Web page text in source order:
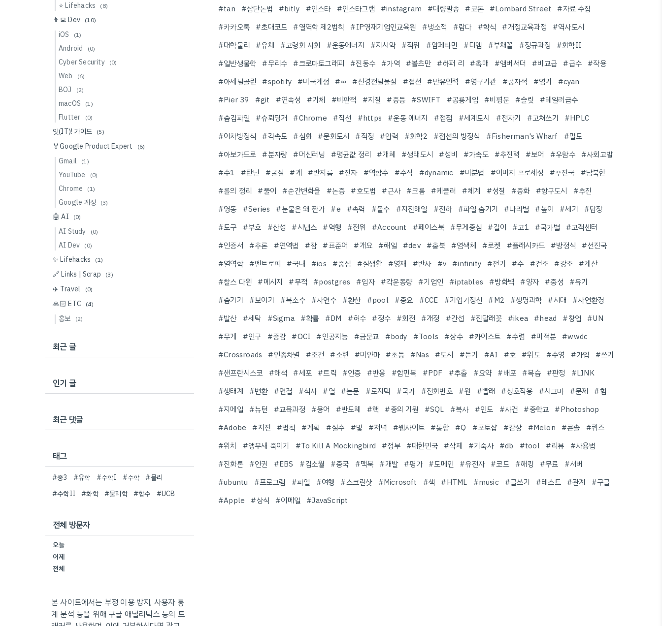
#tan
#삼단논법 #bitly #인스타 #인스타그램 #instagram #대량발송 #코돈 #Lombard Street
#자료 수집
#카카오톡 #초대코드 #열역학 제2법칙 #IP영재기업인교육원 #냉소적 #람다 #학식 #개정교육과정
#역사도시
#대학물리
#유체 #고령화 사회 #운동에너지 #지시약 #적위 #암페타민 #디엠 #부채꼴 #정규과정
#화학II
#일반생물학 #무리수 #크로마토그래피 #진동수 #가역 #볼츠만 #하퍼 리 #촉매 #앰버서더 #비교급 #급수 #작용
#아세틸콜린 #spotify #미국계정 #∞ #신경전달물질 #접선 #만유인력 #영구기관 #풍자적 #염기
#cyan
#Pier 39
#git #연속성 #기체 #비판적 #지질 #중등 #SWIFT #공룡게임 #비평문 #슬릿
#테일러급수
#숨김파일
#슈뢰딩거 #Chrome #직선 #https #운동 에너지 #접점 #세계도시 #전자기 #고쳐쓰기
#HPLC
#이차방정식
#각속도 #심화 #문화도시 #적정 #압력 #화학2 #접선의 방정식 #Fisherman's Wharf
#밀도
#아보가드로 #분자량 #머신러닝 #평균값 정리 #개체 #생태도시 #성비 #가속도 #추진력 #보어 #우함수
#사회고발
#수1
#탄닌 #굴절 #계 #반지름 #진자 #역함수 #수직 #dynamic #미분법 #이미지 프로세싱 #후진국
#남북한
#롤의 정리
#풀이 #순간변화율 #논증 #호도법 #근사 #크롬 #케플러 #체계 #성질 #중화 #항구도시
#추진
#영동
#Series #눈물은 왜 짠가 #e #속력 #몰수 #지진해일 #전하 #파일 숨기기 #나라별 #높이 #세기
#답장
#도구
#부호 #산성 #시냅스 #역행 #전위 #Account #페이스북 #무게중심 #길이 #고1 #국가별
#고객센터
#인증서
#추론 #연역법 #참 #표준어 #개요 #해일 #dev #충북 #염색체 #로켓 #플래시카드 #방정식
#선진국
#열역학 #엔트로피 #국내 #ios #중심 #실생활 #영재 #반사 #v #infinity #전기 #수 #건조 #강조 #계산
#찰스 다윈 #메시지 #무적 #postgres #입자 #각운동량 #기업인 #iptables #방화벽 #양자 #중성
#유기
#숨기기
#보이기 #복소수 #자연수 #환산 #pool #중요 #CCE #기업가정신 #M2 #생명과학 #시대
#자연환경
#발산
#세탁 #Sigma #확률 #DM #허수 #정수 #회전 #개정 #간섭 #진달래꽃 #ikea #head #창업
#UN
#무게
#인구 #증감 #OCI #인공지능 #금문교 #body #Tools #상수 #카이스트 #수렴 #미적분 #wwdc
#Crossroads
#인종차별 #조건 #소련 #미얀마 #초등 #Nas #도시 #듣기 #AI #호 #위도 #수영 #가입
#쓰기
#샌프란시스코
#해석 #세포 #트릭 #인증 #반응 #함민복 #PDF #추출 #요약 #배포 #복습 #판정
#LINK
#생태계
#변환 #연결 #식사 #열 #논문 #로지텍 #국가 #전화번호 #원 #빨래 #상호작용 #시그마 #문제
#힘
#지메일
#뉴턴 #교육과정 #용어 #반도체 #핵 #종의 기원 #SQL #복사 #인도 #사건 #중학교 #Photoshop
#Adobe
#지진 #법칙 #계획 #실수 #빛 #저녁 #웹사이트 #통합 #Q #포토샵 #감상 #Melon #콘솔
#퀴즈
#위치
#앵무새 죽이기 #To Kill A Mockingbird #정부 #대한민국 #삭제 #기숙사 #db #tool #리뷰
#사용법
#진화론 #인권 #EBS #김소월 #중국 #맥북 #개발 #평가 #도메인 #유전자 #코드 #해킹 #무료
#서버
#ubuntu
#프로그램 #파일 #여행 #스크린샷 #Microsoft #색 #HTML #music #글쓰기 #테스트 #관계
#구글
#Apple
#상식 #이메일 #JavaScript
⭐️ Lifehacks (8)
👨‍💻 Dev (10)
iOS (1)
Android (0)
Cyber Security (0)
Web (6)
BOJ (2)
macOS (1)
Flutter (0)
잇(IT)! 가이드 (5)
🏅Google Product Expert (6)
Gmail (1)
YouTube (0)
Chrome (1)
Google 계정 (3)
🤖 AI (0)
AI Study (0)
AI Dev (0)
✨ Lifehacks (1)
🔗 Links | Scrap (3)
✈️ Travel (0)
🙏🏻 ETC (4)
홍보 (2)
최근 글
인기 글
최근 댓글
태그
#중3 #유학 #수학I #수학 #물리
#수학II
#화학 #물리학 #함수 #UCB
전체 방문자
오늘
어제
전체
본 사이트에서는 부정 이용 방지, 사용자 통
계 분석 등을 위해 구글 애널리틱스 등의 트